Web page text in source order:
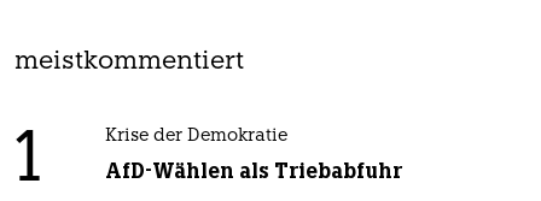
meistkommentiert
1 Krise der Demokratie
AfD-Wählen als Triebabfuhr